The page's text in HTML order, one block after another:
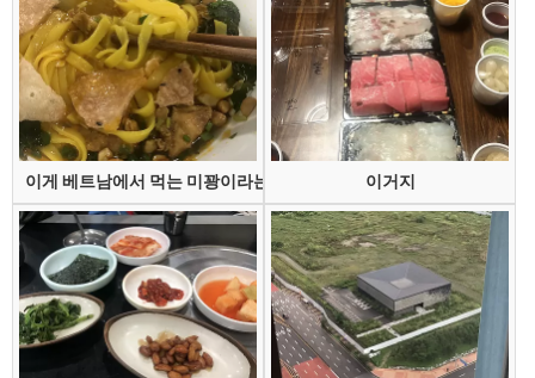
이게 베트남에서 먹는 미꽝이라는 건데 이거지